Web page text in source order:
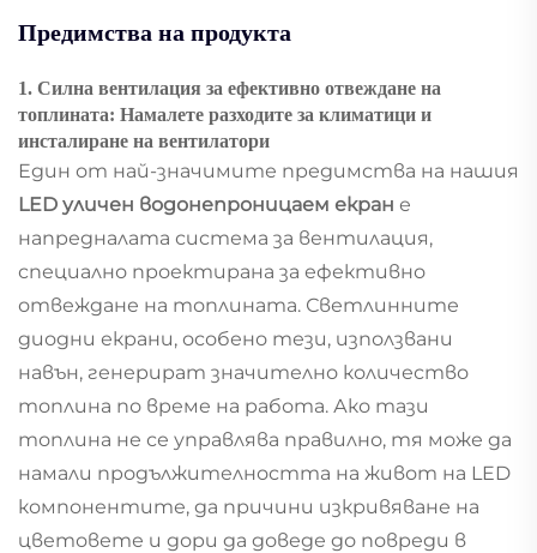
Предимства на продукта
1. Силна вентилация за ефективно отвеждане на
топлината: Намалете разходите за климатици и
инсталиране на вентилатори
Един от най-значимите предимства на нашия
LED уличен водонепроницаем екран е
напредналата система за вентилация,
специално проектирана за ефективно
отвеждане на топлината. Светлинните
диодни екрани, особено тези, използвани
навън, генерират значително количество
топлина по време на работа. Ако тази
топлина не се управлява правилно, тя може да
намали продължителността на живот на LED
компонентите, да причини изкривяване на
цветовете и дори да доведе до повреди в